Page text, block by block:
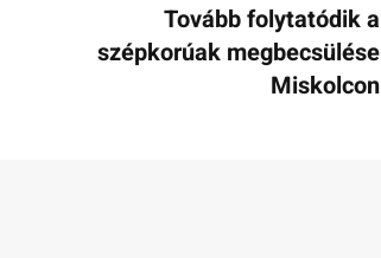
Tovább folytatódik a
szépkorúak megbecsülése
Miskolcon